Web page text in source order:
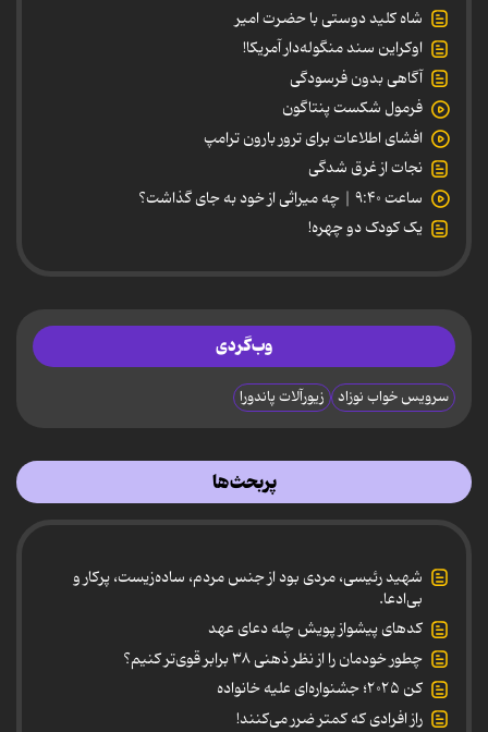
شاه کلید دوستی با حضرت امیر
اوکراین سند منگوله‌دار آمریکا!
آگاهی بدون فرسودگی
فرمول شکست پنتاگون
افشای اطلاعات برای ترور بارون ترامپ
نجات از غرق شدگی
ساعت ۹:۴۰ | چه میراثی از خود به جای گذاشت؟
یک کودک دو چهره!
وب‌گردی
سرویس خواب نوزاد زیورآلات پاندورا
پربحث‌ها
شهید رئیسی، مردی بود از جنس مردم، ساده‌زیست، پرکار و
بی‌ادعا.
کدهای پیشواز پویش چله دعای عهد
چطور خودمان را از نظر ذهنی ۳۸ برابر قوی‌تر کنیم؟
کن ۲۰۲۵؛ جشنواره‌ای علیه خانواده
راز افرادی که کمتر ضرر می‌کنند!